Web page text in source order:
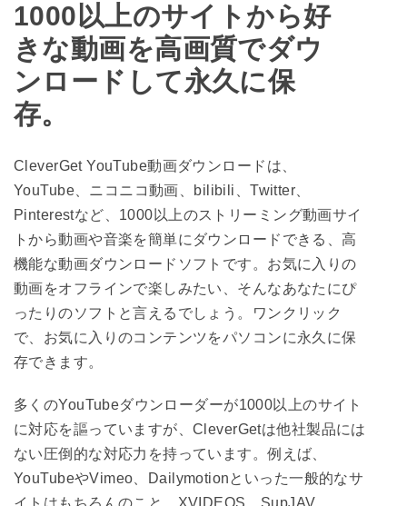
1000以上のサイトから好
きな動画を高画質でダウ
ンロードして永久に保
存。
CleverGet YouTube動画ダウンロードは、
YouTube、ニコニコ動画、bilibili、Twitter、
Pinterestなど、1000以上のストリーミング動画サイ
トから動画や音楽を簡単にダウンロードできる、高
機能な動画ダウンロードソフトです。お気に入りの
動画をオフラインで楽しみたい、そんなあなたにぴ
ったりのソフトと言えるでしょう。ワンクリック
で、お気に入りのコンテンツをパソコンに永久に保
存できます。
多くのYouTubeダウンローダーが1000以上のサイト
に対応を謳っていますが、CleverGetは他社製品には
ない圧倒的な対応力を持っています。例えば、
YouTubeやVimeo、Dailymotionといった一般的なサ
イトはもちろんのこと、XVIDEOS、SupJAV、